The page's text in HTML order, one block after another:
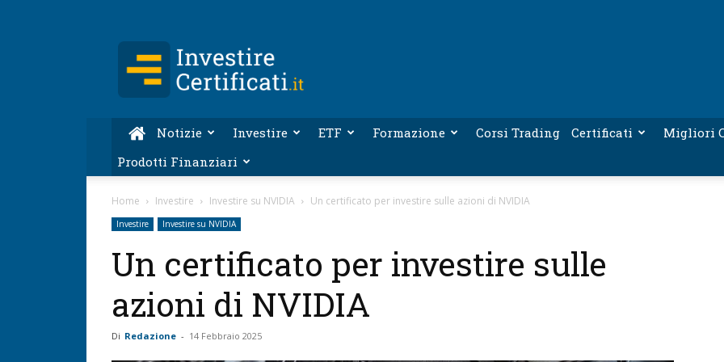
Certificati.it
Notizie Investire ETF Formazione Corsi Trading Certificati
Migliori
Prodotti Finanziari
Home Investire Investire su NVIDIA Un certificato per investire sulle azioni di NVIDIA
Investire Investire su NVIDIA
Un certificato per investire sulle
azioni di NVIDIA
Di Redazione - 14 Febbraio 2025